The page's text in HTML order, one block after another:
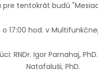
pre tentokrát budú
o 17:00 hod. v
RNDr. Igor Parnahaj,
Natafaluši, PhD.